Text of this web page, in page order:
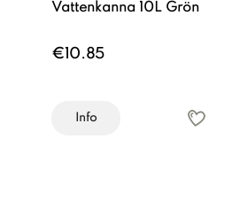
Vattenkanna 10L Grön
€10.85
Info